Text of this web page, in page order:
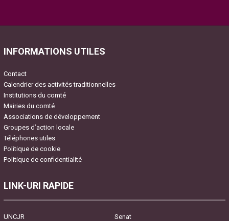
INFORMATIONS UTILES
Contact
Calendrier des activités traditionnelles
Institutions du comté
Mairies du comté
Associations de développement
Groupes d’action locale
Téléphones utiles
Politique de cookie
Politique de confidentialité
LINK-URI RAPIDE
UNCJR
Senat